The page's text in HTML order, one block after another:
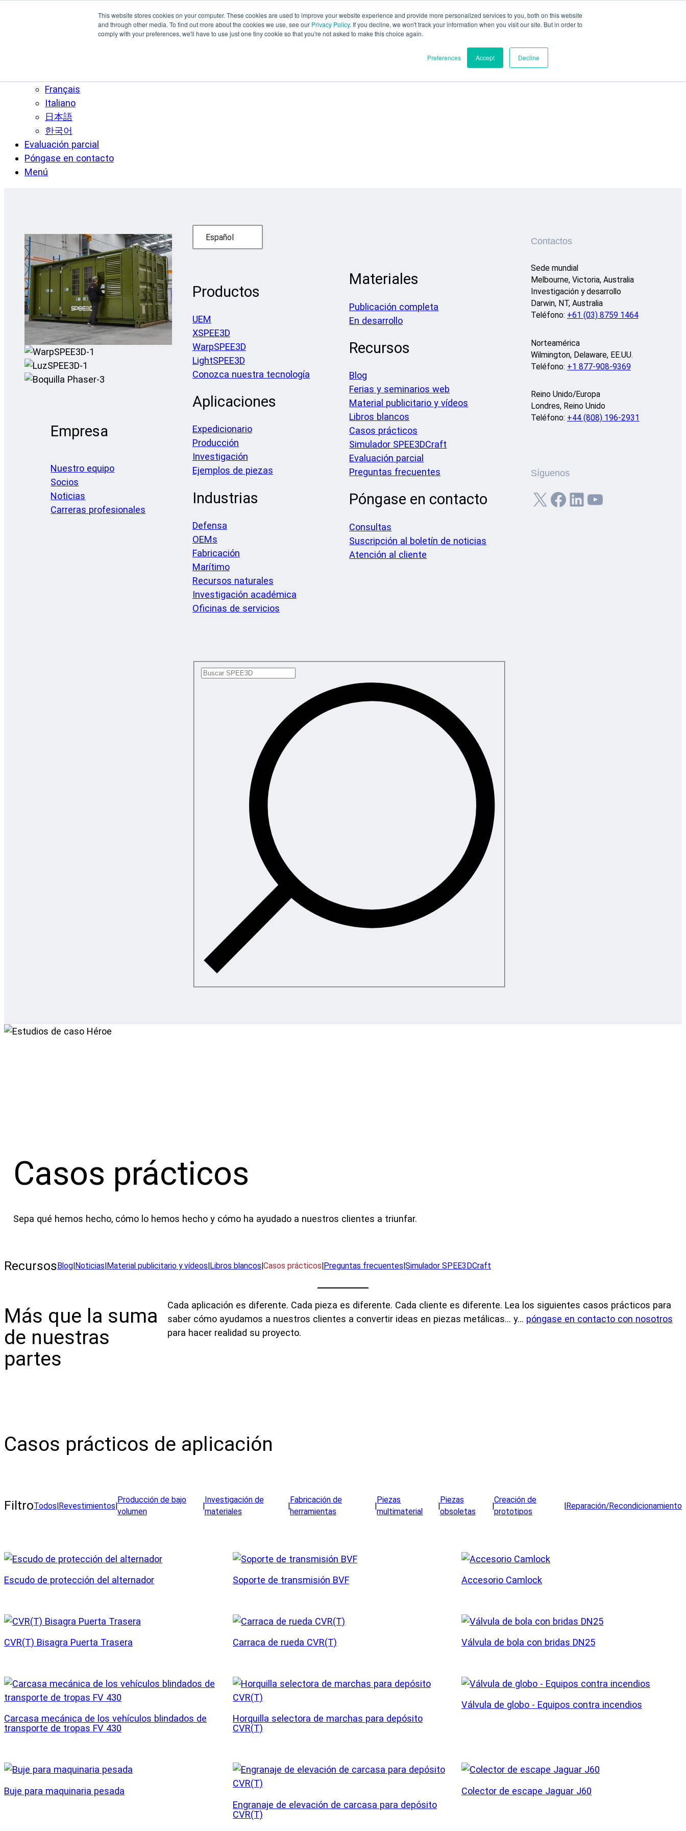
This website stores cookies on your computer. These cookies are used to improve your website experience and provide more personalized services to you, both on this website
and through other media. To find out more about the cookies we use, see our Privacy Policy. If you decline, we won't track your information when you visit our site. But in order to
comply with your preferences, we'll have to use just one tiny cookie so that you're not asked to make this choice again.
Preferences Accept Decline
Ir al contenido principal
Français
Italiano
日本語
한국어
Evaluación parcial
Póngase en contacto
Menú
Empresa
Nuestro equipo
Socios
Noticias
Carreras profesionales
Español
Productos
UEM
XSPEE3D
WarpSPEE3D
LightSPEE3D
Conozca nuestra tecnología
Aplicaciones
Expedicionario
Producción
Investigación
Ejemplos de piezas
Industrias
Defensa
OEMs
Fabricación
Marítimo
Recursos naturales
Investigación académica
Oficinas de servicios
Materiales
Publicación completa
En desarrollo
Recursos
Blog
Ferias y seminarios web
Material publicitario y vídeos
Libros blancos
Casos prácticos
Simulador SPEE3DCraft
Evaluación parcial
Preguntas frecuentes
Póngase en contacto
Consultas
Suscripción al boletín de noticias
Atención al cliente
Contactos
Sede mundial
Melbourne, Victoria, Australia
Investigación y desarrollo
Darwin, NT, Australia
Teléfono: +61 (03) 8759 1464
Norteamérica
Wilmington, Delaware, EE.UU.
Teléfono: +1 877-908-9369
Reino Unido/Europa
Londres, Reino Unido
Teléfono: +44 (808) 196-2931
Síguenos
X Facebook LinkedIn YouTube
Casos prácticos
Sepa qué hemos hecho, cómo lo hemos hecho y cómo ha ayudado a nuestros clientes a triunfar.
RecursosBlog|Noticias|Material publicitario y vídeos|Libros blancos|Casos prácticos|Preguntas frecuentes|Simulador SPEE3DCraft
Más que la suma
de nuestras
partes
Cada aplicación es diferente. Cada pieza es diferente. Cada cliente es diferente. Lea los siguientes casos prácticos para
saber cómo ayudamos a nuestros clientes a convertir ideas en piezas metálicas... y... póngase en contacto con nosotros
para hacer realidad su proyecto.
Casos prácticos de aplicación
FiltroTodos|Revestimientos|
Producción de bajo
volumen
|
Investigación de
materiales
|
Fabricación de
herramientas
|
Piezas
multimaterial
|
Piezas
obsoletas
|
Creación de
prototipos
|Reparación/Recondicionamiento
Escudo de protección del alternador Soporte de transmisión BVF Accesorio Camlock
CVR(T) Bisagra Puerta Trasera Carraca de rueda CVR(T) Válvula de bola con bridas DN25
Carcasa mecánica de los vehículos blindados de
transporte de tropas FV 430
Horquilla selectora de marchas para depósito
CVR(T)
Válvula de globo - Equipos contra incendios
Buje para maquinaria pesada
Engranaje de elevación de carcasa para depósito
CVR(T)
Colector de escape Jaguar J60